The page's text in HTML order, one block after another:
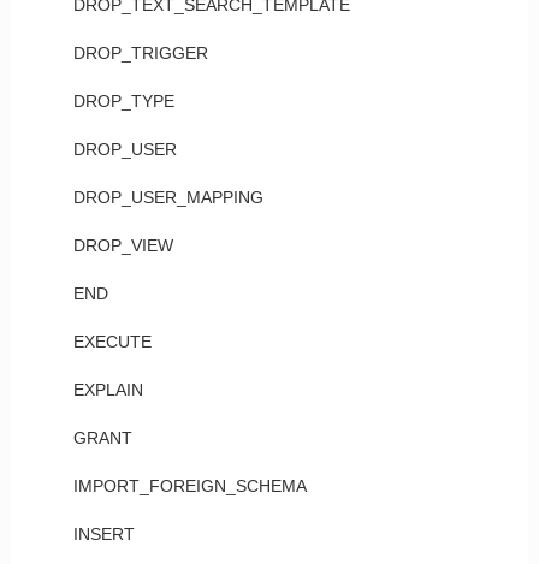
DROP_TEXT_SEARCH_TEMPLATE
DROP_TRIGGER
DROP_TYPE
DROP_USER
DROP_USER_MAPPING
DROP_VIEW
END
EXECUTE
EXPLAIN
GRANT
IMPORT_FOREIGN_SCHEMA
INSERT